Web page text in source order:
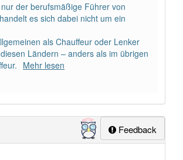
der berufsmäßige Führer von
es sich dabei nicht um ein
als Chauffeur oder Lenker
Ländern – anders als im übrigen
Mehr lesen
Feedback